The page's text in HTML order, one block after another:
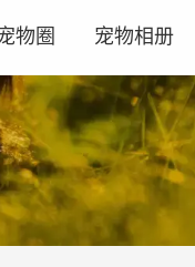
物圈 宠物相册